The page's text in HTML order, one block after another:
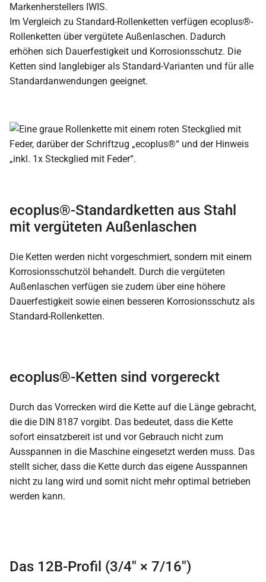
Markenherstellers IWIS.
Im Vergleich zu Standard-Rollenketten verfügen ecoplus®-
Rollenketten über vergütete Außenlaschen. Dadurch
erhöhen sich Dauerfestigkeit und Korrosionsschutz. Die
Ketten sind langlebiger als Standard-Varianten und für alle
Standardanwendungen geeignet.
ecoplus®-Standardketten aus Stahl
mit vergüteten Außenlaschen
Die Ketten werden nicht vorgeschmiert, sondern mit einem
Korrosionsschutzöl behandelt. Durch die vergüteten
Außenlaschen verfügen sie zudem über eine höhere
Dauerfestigkeit sowie einen besseren Korrosionsschutz als
Standard-Rollenketten.
ecoplus®-Ketten sind vorgereckt
Durch das Vorrecken wird die Kette auf die Länge gebracht,
die die DIN 8187 vorgibt. Das bedeutet, dass die Kette
sofort einsatzbereit ist und vor Gebrauch nicht zum
Ausspannen in die Maschine eingesetzt werden muss. Das
stellt sicher, dass die Kette durch das eigene Ausspannen
nicht zu lang wird und somit nicht mehr optimal betrieben
werden kann.
Das 12B-Profil (3/4″ × 7/16″)